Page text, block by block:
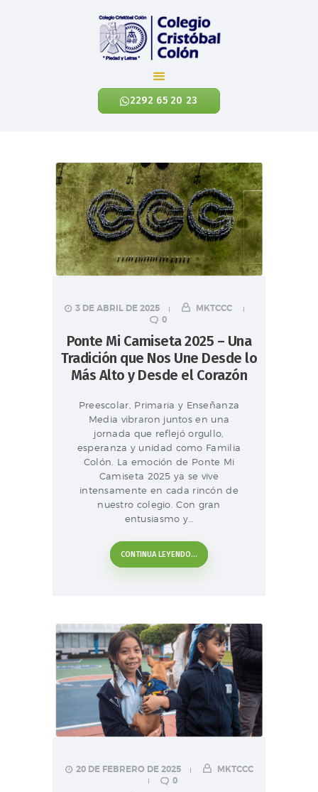
2292 65 20 23
Colegio Cristóbal Colón
REINVENTANDO LA EDUCACIÓN
NIVELES ACADÉMICOS
EXALUMNOS
CONTÁCTANOS
NOTICIAS
ENLACES
3 DE ABRIL DE 2025
MKTCCC
0
Ponte Mi Camiseta 2025 – Una
Tradición que Nos Une Desde lo
Más Alto y Desde el Corazón
Preescolar, Primaria y Enseñanza
Media vibraron juntos en una
jornada que reflejó orgullo,
esperanza y unidad como Familia
Colón. La emoción de Ponte Mi
Camiseta 2025 ya se vive
intensamente en cada rincón de
nuestro colegio. Con gran
entusiasmo y…
CONTINUA LEYENDO...
20 DE FEBRERO DE 2025
MKTCCC
0